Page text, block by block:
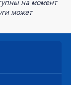
на момент
может